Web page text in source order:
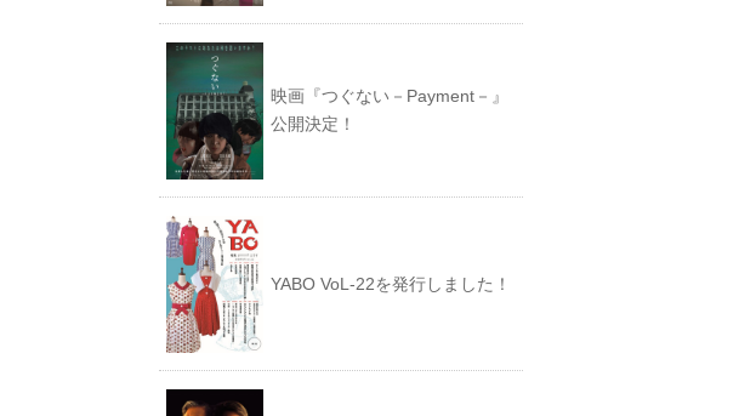
映画『つぐない－Payment－』
公開決定！
YABO VoL‐22を発行しました！